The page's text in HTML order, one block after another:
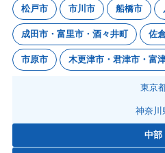
松戸市 市川市 船橋市
成田市・富里市・酒々井町 佐
市原市 木更津市・君津市・富
東京
神奈川
中部